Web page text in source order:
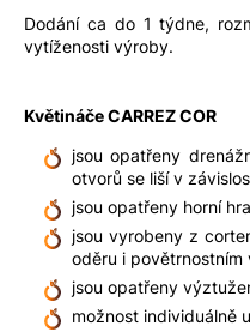
Dodání ca do 1 týdne,
vytíženosti výroby.
Květináče CARREZ COR
jsou opatřeny
otvorů se liší v
jsou opatřeny horní
jsou vyrobeny z
oděru i povětrnostním
jsou opatřeny
možnost individuálně